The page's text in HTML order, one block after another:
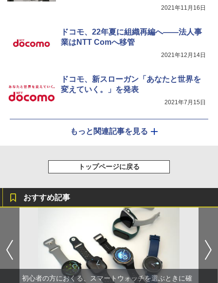
2021年11月16日
ドコモ、22年夏に組織再編へ――法人事
業はNTT Comへ移管
2021年12月14日
ドコモ、新スローガン「あなたと世界を
変えていく。」を発表
2021年7月15日
もっと関連記事を見る
トップページに戻る
おすすめ記事
初心者の方におくる、スマートウォッチを選ぶときに確